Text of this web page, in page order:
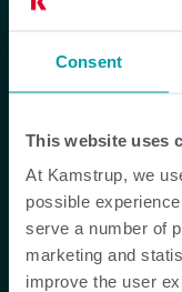
Consent
This website uses
At Kamstrup, we
possible
serve a number of
marketing and
improve the user
Miten
kuin